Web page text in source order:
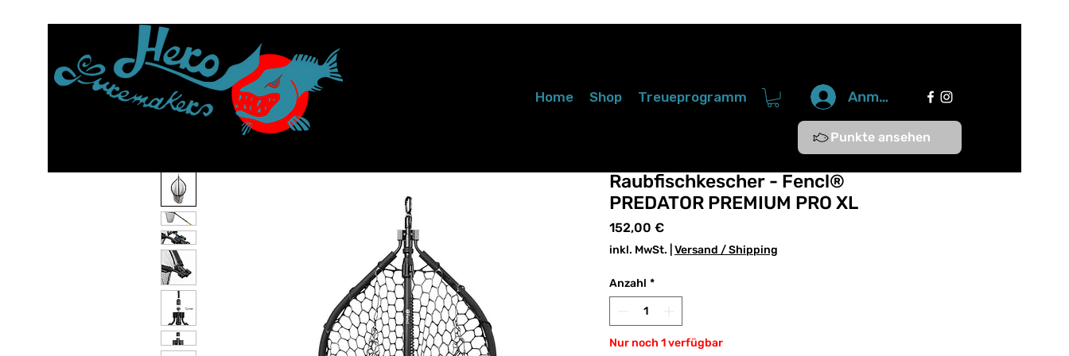
Home Shop Treueprogramm Anmelden
Punkte ansehen
Raubfischkescher - Fencl®
PREDATOR PREMIUM PRO XL
152,00 €Preis
inkl. MwSt. Versand / Shipping
Anzahl *
Nur noch 1 verfügbar